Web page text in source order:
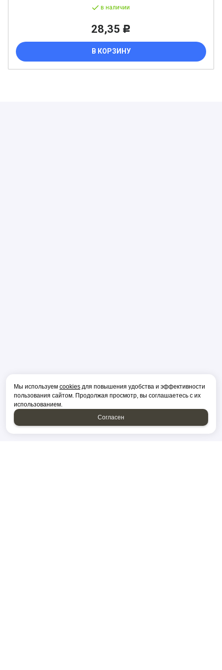
в наличии
28,35 Р
В КОРЗИНУ
Мы используем cookies для повышения удобства и эффективности
пользования сайтом. Продолжая просмотр, вы соглашаетесь с их
использованием.
Согласен